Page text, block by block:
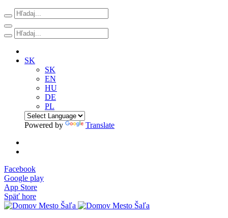
SK
SK
EN
HU
DE
PL
Powered by Translate
Facebook
Google play
App Store
Späť hore